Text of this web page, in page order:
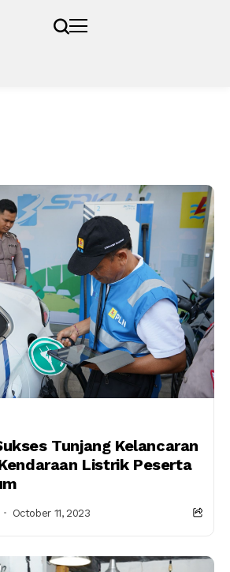
Tunjang Kelancaran
Listrik Peserta
October 11, 2023